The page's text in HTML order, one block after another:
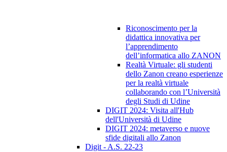
Riconoscimento per la
didattica innovativa per
l’apprendimento
dell’informatica allo ZANON
Realtà Virtuale: gli studenti
dello Zanon creano esperienze
per la realtà virtuale
collaborando con l’Università
degli Studi di Udine
DIGIT 2024: Visita all'Hub
dell'Università di Udine
DIGIT 2024: metaverso e nuove
sfide digitali allo Zanon
Digit - A.S. 22-23